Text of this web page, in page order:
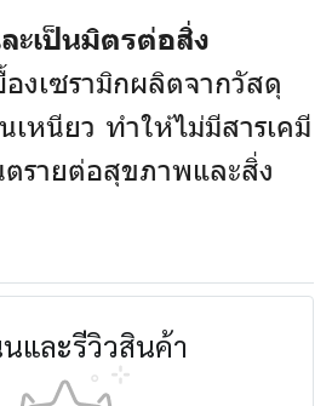
ะเป็นมิตรต่อสิ่ง
องเซรามิกผลิตจากวัสดุ
เหนียว ทำให้ไม่มีสารเคมี
รายต่อสุขภาพและสิ่ง
และรีวิวสินค้า